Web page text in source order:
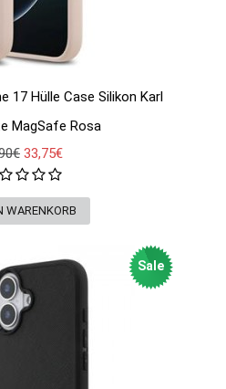
17 Hülle Case Silikon Karl
MagSafe Rosa
33,75€
Sale